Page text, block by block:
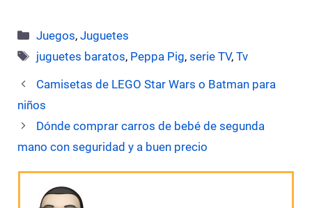
Categorías
Juegos,Juguetes
Etiquetas
juguetes baratos, Peppa Pig,serie TV,Tv
Camisetas de LEGO Star Wars o Batman para
niños
Dónde comprar carros de bebé de segunda
mano con seguridad y a buen precio